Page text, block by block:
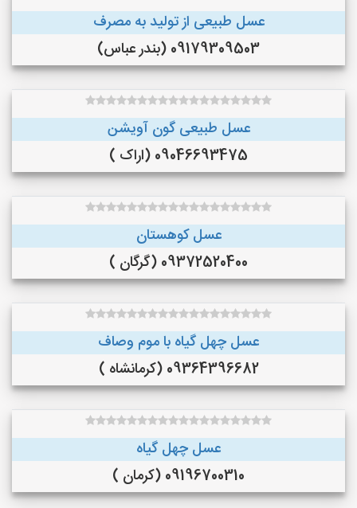
عسل طبیعی از تولید به مصرف
09179309503 (بندر عباس)
عسل طبیعی گون آویشن
09046693475 (اراک )
عسل کوهستان
09372520400 (گرگان )
عسل چهل گیاه با موم وصاف
09364396682 (کرمانشاه )
عسل چهل گیاه
09196700310 (کرمان )